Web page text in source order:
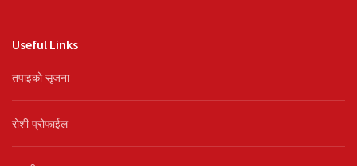
Useful Links
तपाइको सृजना
रोशी प्रोफाईल